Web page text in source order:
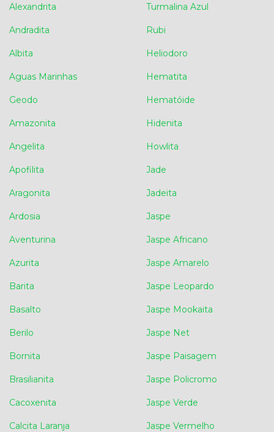
Alexandrita
Andradita
Albita
Aguas Marinhas
Geodo
Amazonita
Angelita
Apofilita
Aragonita
Ardosia
Aventurina
Azurita
Barita
Basalto
Berilo
Bornita
Brasilianita
Cacoxenita
Calcita Laranja
Turmalina Azul
Rubi
Heliodoro
Hematita
Hematóide
Hidenita
Howlita
Jade
Jadeita
Jaspe
Jaspe Africano
Jaspe Amarelo
Jaspe Leopardo
Jaspe Mookaita
Jaspe Net
Jaspe Paisagem
Jaspe Policromo
Jaspe Verde
Jaspe Vermelho